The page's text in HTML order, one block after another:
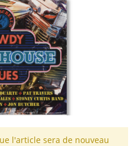
l'article sera de nouveau